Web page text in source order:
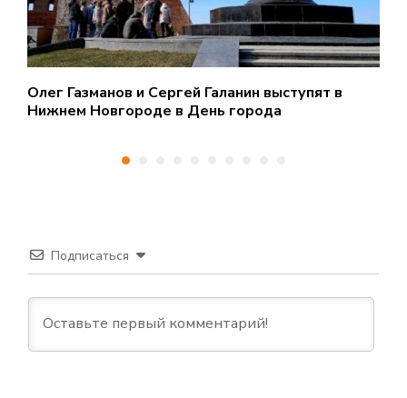
Олег Газманов и Сергей Галанин выступят в
Нижнем Новгороде в День города
Подписаться